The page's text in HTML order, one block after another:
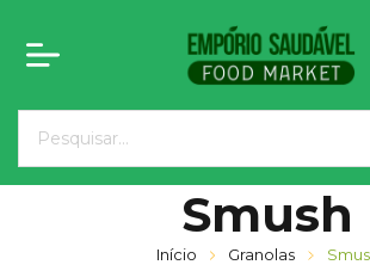
Smush
Início Granolas